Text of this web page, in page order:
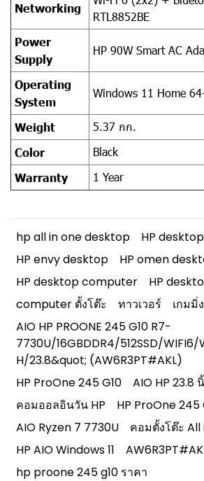
Networking
RTL8852BE
Power
Supply
HP 90W Smart AC
Operating
System
Windows 11 Home
Weight 5.37 กก.
Color Black
Warranty 1 Year
hp all in one desktop
HP
HP envy desktop
HP omen
HP desktop computer
HP
computer ตั้งโต๊ะ
ทาวเวอร์
เกมมิ่
AIO HP PROONE 245 G10 R7-
7730U/16GBDDR4/512SSD/WIFI6/
H/23.8&quot; (AW6R3PT#AKL)
HP ProOne 245 G10
AIO HP 23.8
คอมออลอินวัน HP
HP ProOne 245
AIO Ryzen 7 7730U
คอมตั้งโต๊ะ All
HP AIO Windows 11
hp proone 245 g10 ราคา